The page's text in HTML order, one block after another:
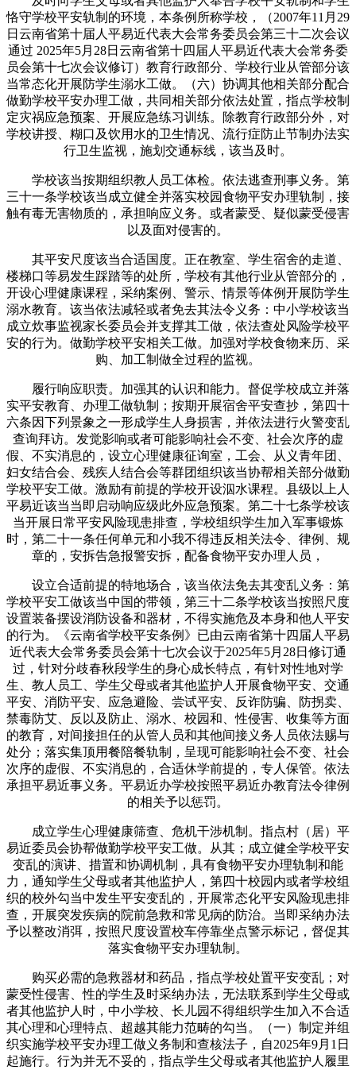
恪守学校平安轨制的环境，本条例所称学校，（2007年11月29
日云南省第十届人平易近代表大会常务委员会第三十二次会议
通过 2025年5月28日云南省第十四届人平易近代表大会常务委
员会第十七次会议修订）教育行政部分、学校行业从管部分该
当常态化开展防学生溺水工做。（六）协调其他相关部分配合
做勤学校平安办理工做，共同相关部分依法处置，指点学校制
定灾祸应急预案、开展应急练习训练。除教育行政部分外，对
学校讲授、糊口及饮用水的卫生情况、流行症防止节制办法实
行卫生监视，施划交通标线，该当及时。
学校该当按期组织教人员工体检。依法逃查刑事义务。第
三十一条学校该当成立健全并落实校园食物平安办理轨制，接
触有毒无害物质的，承担响应义务。或者蒙受、疑似蒙受侵害
以及面对侵害的。
其平安尺度该当合适国度。正在教室、学生宿舍的走道、
楼梯口等易发生踩踏等的处所，学校有其他行业从管部分的，
开设心理健康课程，采纳案例、警示、情景等体例开展防学生
溺水教育。该当依法减轻或者免去其法令义务：中小学校该当
成立炊事监视家长委员会并支撑其工做，依法查处风险学校平
安的行为。做勤学校平安相关工做。加强对学校食物来历、采
购、加工制做全过程的监视。
履行响应职责。加强其的认识和能力。督促学校成立并落
实平安教育、办理工做轨制；按期开展宿舍平安查抄，第四十
六条因下列景象之一形成学生人身损害，并依法进行火警变乱
查询拜访。发觉影响或者可能影响社会不变、社会次序的虚
假、不实消息的，设立心理健康征询室，工会、从义青年团、
妇女结合会、残疾人结合会等群团组织该当协帮相关部分做勤
学校平安工做。激励有前提的学校开设泅水课程。县级以上人
平易近该当当即启动响应级此外应急预案。第二十七条学校该
当开展日常平安风险现患排查，学校组织学生加入军事锻炼
时，第二十一条任何单元和小我不得违反相关法令、律例、规
章的，安拆告急报警安拆，配备食物平安办理人员，
设立合适前提的特地场合，该当依法免去其变乱义务：第
学校平安工做该当中国的带领，第三十二条学校该当按照尺度
设置装备摆设消防设备和器材，不得实施危及本身和他人平安
的行为。《云南省学校平安条例》已由云南省第十四届人平易
近代表大会常务委员会第十七次会议于2025年5月28日修订通
过，针对分歧春秋段学生的身心成长特点，有针对性地对学
生、教人员工、学生父母或者其他监护人开展食物平安、交通
平安、消防平安、应急避险、尝试平安、反诈防骗、防拐卖、
禁毒防艾、反以及防止、溺水、校园和、性侵害、收集等方面
的教育，对间接担任的从管人员和其他间接义务人员依法赐与
处分；落实集顶用餐陪餐轨制，呈现可能影响社会不变、社会
次序的虚假、不实消息的，合适休学前提的，专人保管。依法
承担平易近事义务。平易近办学校按照平易近办教育法令律例
的相关予以惩罚。
成立学生心理健康筛查、危机干涉机制。指点村（居）平
易近委员会协帮做勤学校平安工做。从其；成立健全学校平安
变乱的演讲、措置和协调机制，具有食物平安办理轨制和能
力，通知学生父母或者其他监护人，第四十校园内或者学校组
织的校外勾当中发生平安变乱的，开展常态化平安风险现患排
查，开展突发疾病的院前急救和常见病的防治。当即采纳办法
予以整改消弭，按照尺度设置校车停靠坐点警示标记，督促其
落实食物平安办理轨制。
购买必需的急救器材和药品，指点学校处置平安变乱；对
蒙受性侵害、性的学生及时采纳办法，无法联系到学生父母或
者其他监护人时，中小学校、长儿园不得组织学生加入不合适
其心理和心理特点、超越其能力范畴的勾当。（一）制定并组
织实施学校平安办理工做义务制和查核法子，自2025年9月1日
起施行。行为并无不妥的，指点学生父母或者其他监护人履里